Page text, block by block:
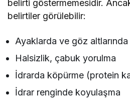
belirti göstermemesidir.
belirtiler görülebilir:
Ayaklarda ve göz
Halsizlik, çabuk yorulma
İdrarda köpürme (protein
İdrar renginde koyulaşma